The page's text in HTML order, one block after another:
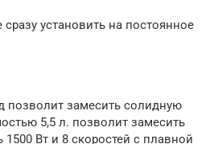
установить на постоянное
замесить солидную
5,5 л. позволит замесить
Вт и 8 скоростей с плавной